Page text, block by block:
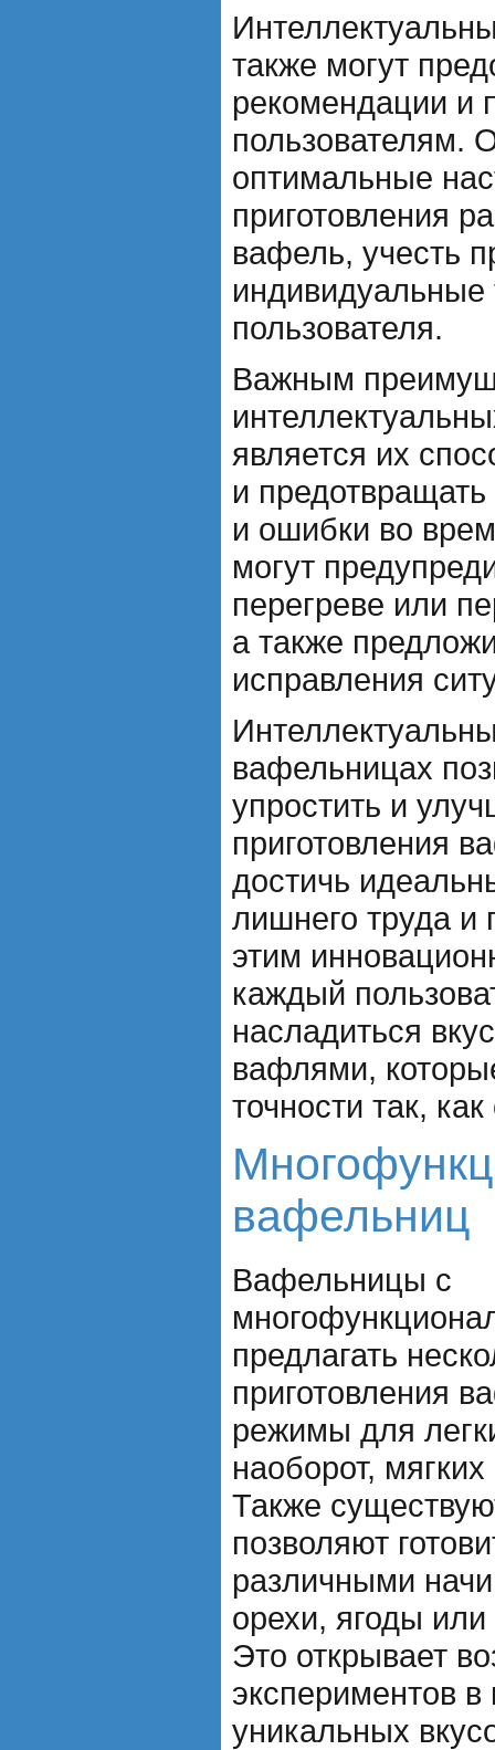
также могут
рекомендации и
пользователям.
оптимальные
приготовления
вафель, учесть
индивидуальные
пользователя.
Важным
является их
и
и ошибки во
могут
перегреве или
а также
исправления
вафельницах
упростить и
приготовления
достичь
лишнего труда и
этим
каждый
насладиться
вафлями,
точности так, как
вафельниц
Вафельницы с
предлагать
приготовления
режимы для
наоборот,
Также
позволяют
различными
орехи, ягоды
Это открывает
экспериментов в
уникальных